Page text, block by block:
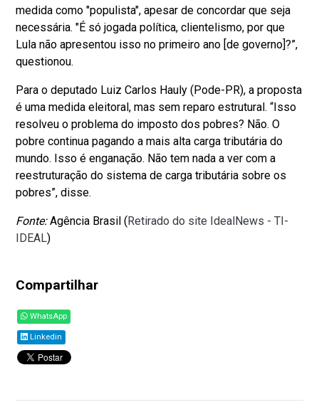
medida como "populista", apesar de concordar que seja
necessária. "É só jogada política, clientelismo, por que
Lula não apresentou isso no primeiro ano [de governo]?”,
questionou.
Para o deputado Luiz Carlos Hauly (Pode-PR), a proposta
é uma medida eleitoral, mas sem reparo estrutural. “Isso
resolveu o problema do imposto dos pobres? Não. O
pobre continua pagando a mais alta carga tributária do
mundo. Isso é enganação. Não tem nada a ver com a
reestruturação do sistema de carga tributária sobre os
pobres”, disse.
Fonte:Agência Brasil (Retirado do site IdealNews - TI-
IDEAL)
Compartilhar
WhatsApp
Linkedin